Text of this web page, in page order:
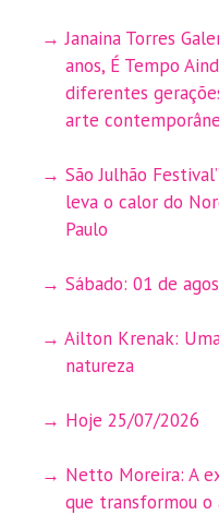
Janaina Torres
anos, É Tempo
diferentes
arte
São Julhão
leva o calor do
Paulo
Sábado: 01 de
Ailton Krenak:
natureza
Hoje 25/07/2026
Netto Moreira: A
que transformou